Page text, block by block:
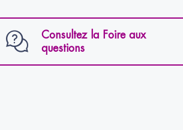
Consultez la Foire aux
questions